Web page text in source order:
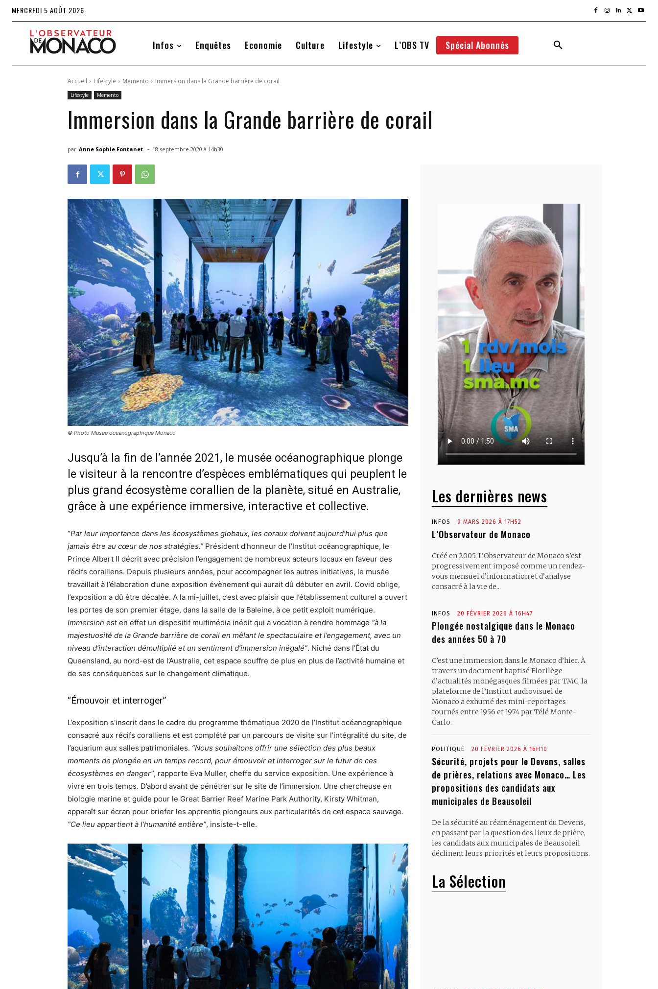
MERCREDI 5 AOÛT 2026
Infos Enquêtes Economie Culture Lifestyle L’OBS TV Spécial Abonnés
Accueil Lifestyle Memento Immersion dans la Grande barrière de corail
Lifestyle Memento
Immersion dans la Grande barrière de corail
par Anne Sophie Fontanet - 18 septembre 2020 à 14h30
© Photo Musee oceanographique Monaco
Jusqu’à la fin de l’année 2021, le musée océanographique plonge
le visiteur à la rencontre d’espèces emblématiques qui peuplent le
plus grand écosystème corallien de la planète, situé en Australie,
grâce à une expérience immersive, interactive et collective.
“Par leur importance dans les écosystèmes globaux, les coraux doivent aujourd’hui plus que
jamais être au cœur de nos stratégies.” Président d’honneur de l’Institut océanographique, le
Prince Albert II décrit avec précision l’engagement de nombreux acteurs locaux en faveur des
récifs coralliens. Depuis plusieurs années, pour accompagner les autres initiatives, le musée
travaillait à l’élaboration d’une exposition évènement qui aurait dû débuter en avril. Covid oblige,
l’exposition a dû être décalée. A la mi-juillet, c’est avec plaisir que l’établissement culturel a ouvert
les portes de son premier étage, dans la salle de la Baleine, à ce petit exploit numérique.
Immersion est en effet un dispositif multimédia inédit qui a vocation à rendre hommage “à la
majestuosité de la Grande barrière de corail en mêlant le spectaculaire et l’engagement, avec un
niveau d’interaction démultiplié et un sentiment d’immersion inégalé”. Niché dans l’État du
Queensland, au nord-est de l’Australie, cet espace souffre de plus en plus de l’activité humaine et
de ses conséquences sur le changement climatique.
“Émouvoir et interroger”
L’exposition s’inscrit dans le cadre du programme thématique 2020 de l’Institut océanographique
consacré aux récifs coralliens et est complété par un parcours de visite sur l’intégralité du site, de
l’aquarium aux salles patrimoniales. “Nous souhaitons offrir une sélection des plus beaux
moments de plongée en un temps record, pour émouvoir et interroger sur le futur de ces
écosystèmes en danger”, rapporte Eva Muller, cheffe du service exposition. Une expérience à
vivre en trois temps. D’abord avant de pénétrer sur le site de l’immersion. Une chercheuse en
biologie marine et guide pour le Great Barrier Reef Marine Park Authority, Kirsty Whitman,
apparaît sur écran pour briefer les apprentis plongeurs aux particularités de cet espace sauvage.
“Ce lieu appartient à l’humanité entière”, insiste-t-elle.
Les dernières news
INFOS 9 MARS 2026 À 17H52
L’Observateur de Monaco
Créé en 2005, L’Observateur de Monaco s’est
progressivement imposé comme un rendez-
vous mensuel d’information et d’analyse
consacré à la vie de...
INFOS 20 FÉVRIER 2026 À 16H47
Plongée nostalgique dans le Monaco
des années 50 à 70
C’est une immersion dans le Monaco d’hier. À
travers un document baptisé Florilège
d’actualités monégasques filmées par TMC, la
plateforme de l’Institut audiovisuel de
Monaco a exhumé des mini-reportages
tournés entre 1956 et 1974 par Télé Monte-
Carlo.
POLITIQUE 20 FÉVRIER 2026 À 16H10
Sécurité, projets pour le Devens, salles
de prières, relations avec Monaco… Les
propositions des candidats aux
municipales de Beausoleil
De la sécurité au réaménagement du Devens,
en passant par la question des lieux de prière,
les candidats aux municipales de Beausoleil
déclinent leurs priorités et leurs propositions.
La Sélection